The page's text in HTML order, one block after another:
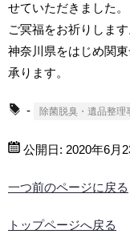
せていただきました。
ご冥福をお祈りします
神奈川県をはじめ関
承ります。
- 除菌脱臭・遺品整理
公開日: 2020年6月
一つ前のページに戻る
トップページへ戻る